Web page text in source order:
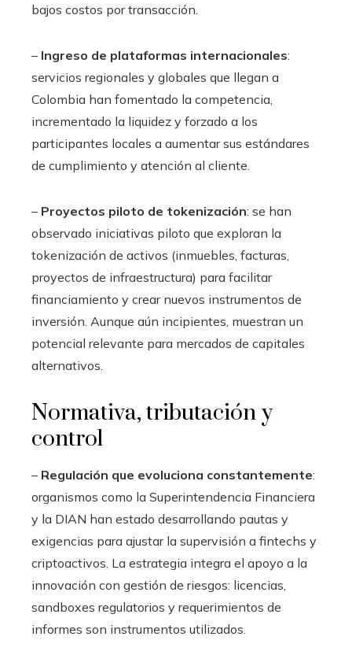
bajos costos por transacción.
– Ingreso de plataformas internacionales:
servicios regionales y globales que llegan a
Colombia han fomentado la competencia,
incrementado la liquidez y forzado a los
participantes locales a aumentar sus estándares
de cumplimiento y atención al cliente.
– Proyectos piloto de tokenización: se han
observado iniciativas piloto que exploran la
tokenización de activos (inmuebles, facturas,
proyectos de infraestructura) para facilitar
financiamiento y crear nuevos instrumentos de
inversión. Aunque aún incipientes, muestran un
potencial relevante para mercados de capitales
alternativos.
Normativa, tributación y
control
– Regulación que evoluciona constantemente:
organismos como la Superintendencia Financiera
y la DIAN han estado desarrollando pautas y
exigencias para ajustar la supervisión a fintechs y
criptoactivos. La estrategia integra el apoyo a la
innovación con gestión de riesgos: licencias,
sandboxes regulatorios y requerimientos de
informes son instrumentos utilizados.